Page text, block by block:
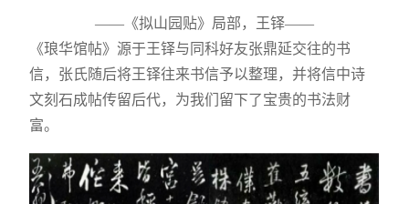
——《拟山园贴》局部，王铎——
《琅华馆帖》源于王铎与同科好友张鼎延交往的书
信，张氏随后将王铎往来书信予以整理，并将信中诗
文刻石成帖传留后代，为我们留下了宝贵的书法财
富。